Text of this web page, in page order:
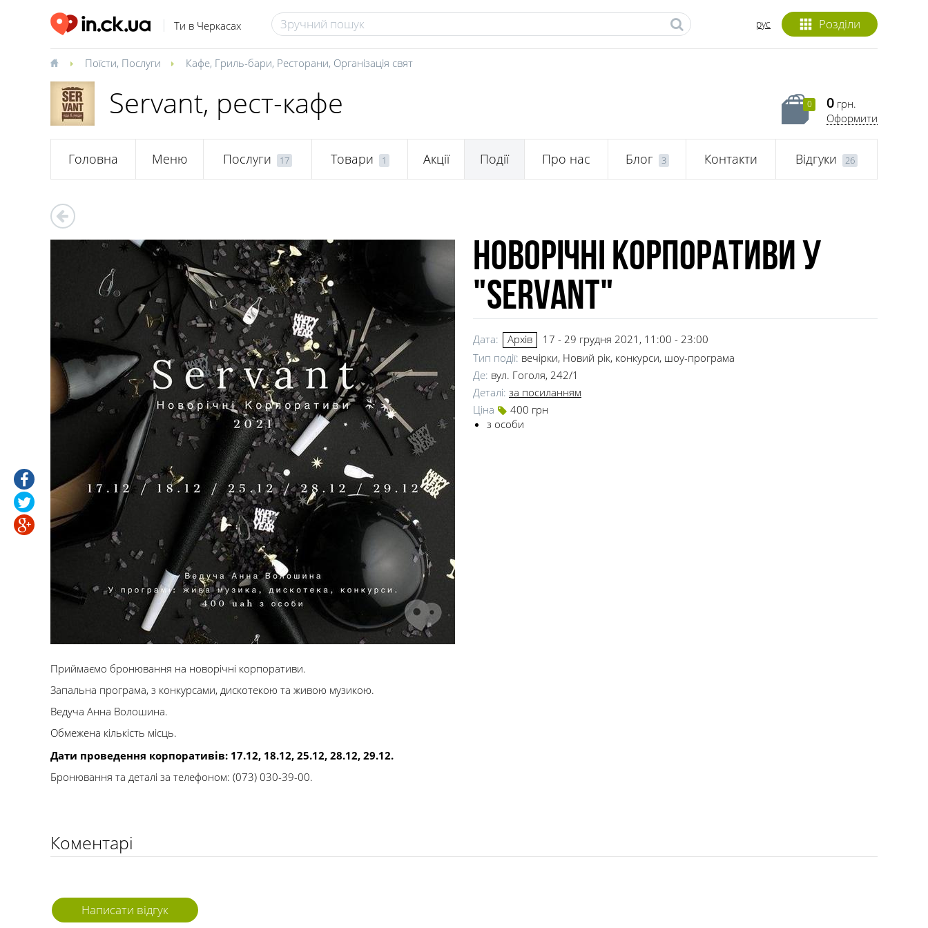
Ти в Черкасах Розділи
рус
Поїсти, Послуги Кафе, Гриль-бари, Ресторани, Організація свят
Servant, рест-кафе 0 0 грн.
Оформити
Головна Меню Послуги 17 Товари 1 Акції Події Про нас Блог 3 Контакти Відгуки 26
Новорічні корпоративи у
"Servant"
Дата: Архів
17 - 29 грудня 2021, 11:00 - 23:00
Тип події: вечірки, Новий рік, конкурси, шоу-програма
Де: вул. Гоголя, 242/1
Деталі: за посиланням
Ціна
400 грн
з особи
Приймаємо бронювання на новорічні корпоративи.
Запальна програма, з конкурсами, дискотекою та живою музикою.
Ведуча Анна Волошина.
Обмежена кількість місць.
Дати проведення корпоративів: 17.12, 18.12, 25.12, 28.12, 29.12.
Бронювання та деталі за телефоном: (073) 030-39-00.
Коментарі
Написати відгук